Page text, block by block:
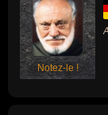
Notez-le !